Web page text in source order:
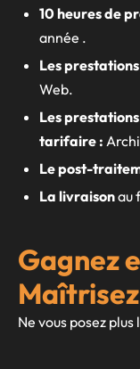
10 heures de
année .
Les
Web.
Les
tarifaire :
Le post-
La livraisonau
Gagnez
Ne vous posez